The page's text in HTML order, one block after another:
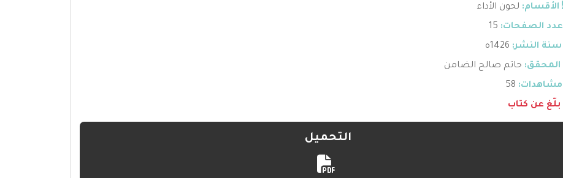
الأقسام: لحون الأداء
عدد الصفحات: 15
سنة النشر: 1426ه
المحقق: حاتم صالح الضامن
مشاهدات:
بلّغ عن كتاب
التحميل